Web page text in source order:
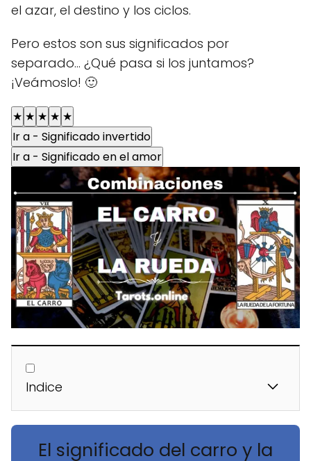
el azar, el destino y los ciclos.
Pero estos son sus significados por
separado... ¿Qué pasa si los juntamos?
¡Veámoslo! 🙂
★ ★ ★ ★ ★
Ir a - Significado invertido
Ir a - Significado en el amor
Indice
El significado del carro y la